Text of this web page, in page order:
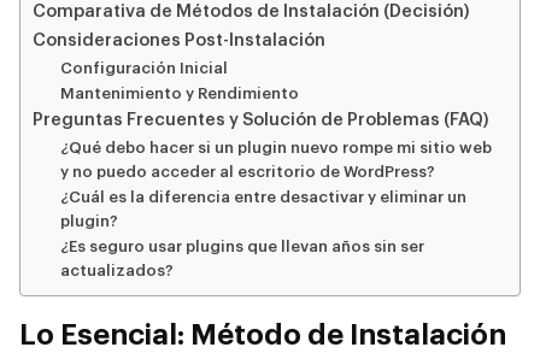
Comparativa de Métodos de Instalación (Decisión)
Consideraciones Post-Instalación
Configuración Inicial
Mantenimiento y Rendimiento
Preguntas Frecuentes y Solución de Problemas (FAQ)
¿Qué debo hacer si un plugin nuevo rompe mi sitio web
y no puedo acceder al escritorio de WordPress?
¿Cuál es la diferencia entre desactivar y eliminar un
plugin?
¿Es seguro usar plugins que llevan años sin ser
actualizados?
Lo Esencial: Método de Instalación